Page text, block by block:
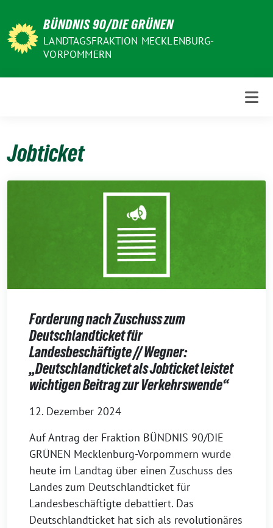
zum
Inhalt
BÜNDNIS 90/DIE GRÜNEN
LANDTAGSFRAKTION MECKLENBURG-
VORPOMMERN
Jobticket
Forderung nach Zuschuss zum
Deutschlandticket für
Landesbeschäftigte // Wegner:
„Deutschlandticket als Jobticket leistet
wichtigen Beitrag zur Verkehrswende“
12. Dezember 2024
Auf Antrag der Fraktion BÜNDNIS 90/DIE
GRÜNEN Mecklenburg-Vorpommern wurde
heute im Landtag über einen Zuschuss des
Landes zum Deutschlandticket für
Landesbeschäftigte debattiert. Das
Deutschlandticket hat sich als revolutionäres